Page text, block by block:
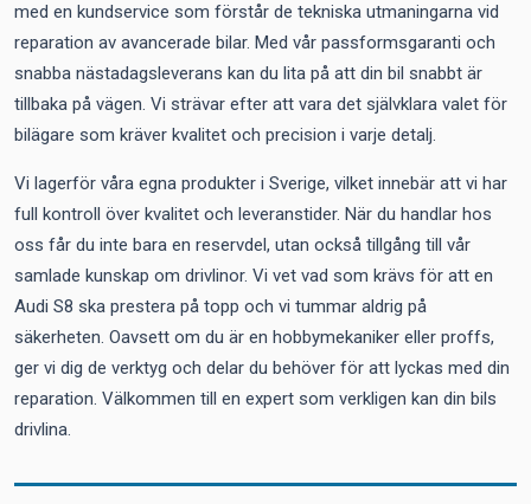
med en kundservice som förstår de tekniska utmaningarna vid
reparation av avancerade bilar. Med vår passformsgaranti och
snabba nästadagsleverans kan du lita på att din bil snabbt är
tillbaka på vägen. Vi strävar efter att vara det självklara valet för
bilägare som kräver kvalitet och precision i varje detalj.
Vi lagerför våra egna produkter i Sverige, vilket innebär att vi har
full kontroll över kvalitet och leveranstider. När du handlar hos
oss får du inte bara en reservdel, utan också tillgång till vår
samlade kunskap om drivlinor. Vi vet vad som krävs för att en
Audi S8 ska prestera på topp och vi tummar aldrig på
säkerheten. Oavsett om du är en hobbymekaniker eller proffs,
ger vi dig de verktyg och delar du behöver för att lyckas med din
reparation. Välkommen till en expert som verkligen kan din bils
drivlina.